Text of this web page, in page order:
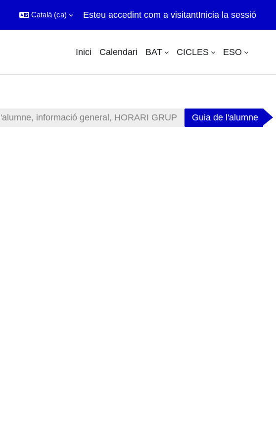
Català ‎(ca)‎ Esteu accedint com a visitantInicia la sessió
Inici Calendari BAT CICLES ESO
informació general, HORARI GRUP Guia de l'alumne